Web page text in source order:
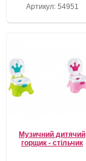
Артикул: 54951
Музичний дитячий
горщик - стільчик